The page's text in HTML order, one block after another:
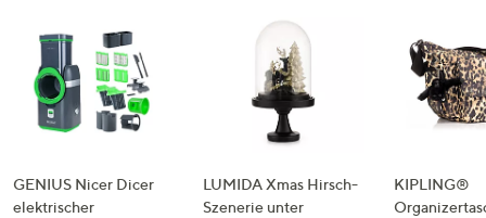
GENIUS Nicer Dicer
elektrischer
LUMIDA Xmas Hirsch-
Szenerie unter
KIPLING®